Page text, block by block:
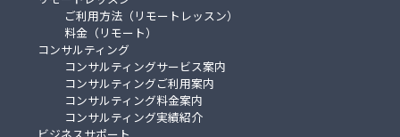
ご利用方法（リモートレッスン）
料金（リモート）
コンサルティング
コンサルティングサービス案内
コンサルティングご利用案内
コンサルティング料金案内
コンサルティング実績紹介